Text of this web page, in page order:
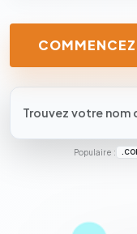
Populaire :